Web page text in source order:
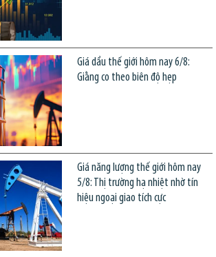
Giá dầu thế giới hôm nay 6/8:
Giằng co theo biên độ hẹp
Giá năng lượng thế giới hôm nay
5/8: Thị trường hạ nhiệt nhờ tín
hiệu ngoại giao tích cực